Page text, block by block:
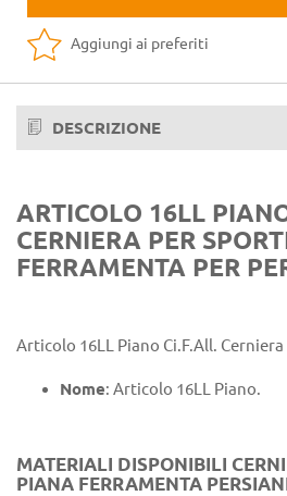
Aggiungi ai preferiti
DESCRIZIONE
ARTICOLO 16LL
CERNIERA PER
FERRAMENTA PER
Articolo 16LL Piano Ci.F.All.
Nome: Articolo 16LL Piano.
MATERIALI DISPONIBILI
PIANA FERRAMENTA